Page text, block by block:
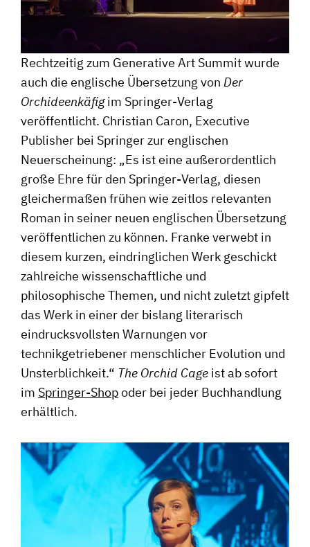
Rechtzeitig zum Generative Art Summit wurde
auch die englische Übersetzung von Der
Orchideenkäfigim Springer-Verlag
veröffentlicht. Christian Caron, Executive
Publisher bei Springer zur englischen
Neuerscheinung: „Es ist eine außerordentlich
große Ehre für den Springer-Verlag, diesen
gleichermaßen frühen wie zeitlos relevanten
Roman in seiner neuen englischen Übersetzung
veröffentlichen zu können. Franke verwebt in
diesem kurzen, eindringlichen Werk geschickt
zahlreiche wissenschaftliche und
philosophische Themen, und nicht zuletzt gipfelt
das Werk in einer der bislang literarisch
eindrucksvollsten Warnungen vor
technikgetriebener menschlicher Evolution und
Unsterblichkeit.“ The Orchid Cage ist ab sofort
im Springer-Shopoder bei jeder Buchhandlung
erhältlich.